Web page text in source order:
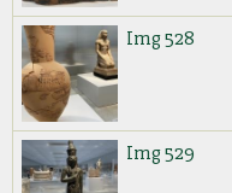
Img 528
Img 529